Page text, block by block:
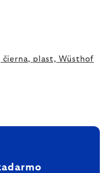
čierna, plast, Wüsthof